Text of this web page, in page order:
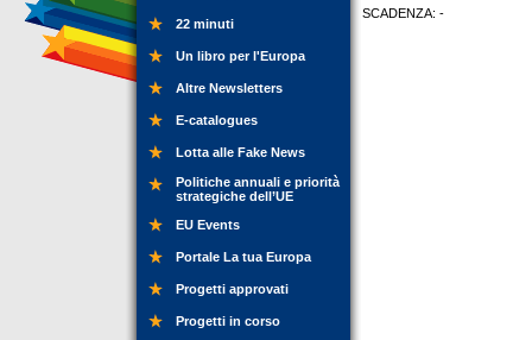
22 minuti
Un libro per l'Europa
Altre Newsletters
E-catalogues
Lotta alle Fake News
Politiche annuali e priorità
strategiche dell’UE
EU Events
Portale La tua Europa
Progetti approvati
Progetti in corso
SCADENZA: -